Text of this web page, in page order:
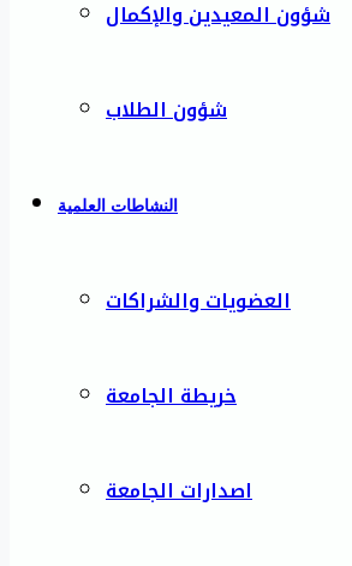
شؤون المعيدين والإكمال
شؤون الطلاب
النشاطات العلمية
العضويات والشراكات
خريطة الجامعة
اصدارات الجامعة